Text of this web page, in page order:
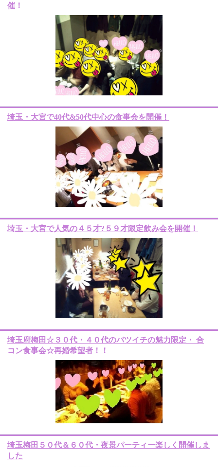
催！
埼玉・大宮で40代&50代中心の食事会を開催！
埼玉・大宮で人気の４５才?５９才限定飲み会を開催！
埼玉府梅田☆３０代・４０代のバツイチの魅力限定・ 合
コン食事会☆再婚希望者！！
埼玉梅田５０代＆６０代・夜景パーティー楽しく開催しま
した